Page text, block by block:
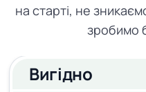
на старті, не
зробимо
Вигідно